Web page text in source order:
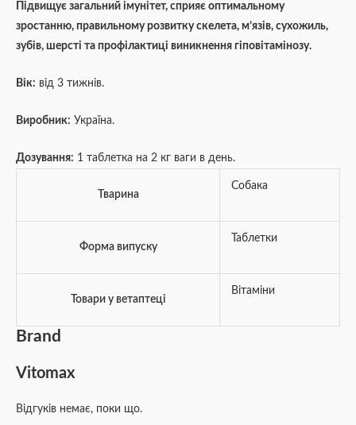
Підвищує загальний імунітет, сприяє оптимальному
зростанню, правильному розвитку скелета, м’язів, сухожиль,
зубів, шерсті та профілактиці виникнення гіповітамінозу.
Вік: від 3 тижнів.
Виробник: Україна.
Дозування: 1 таблетка на 2 кг ваги в день.
Тварина
Собака
Форма випуску
Таблетки
Товари у ветаптеці
Вітаміни
Brand
Vitomax
Відгуків немає, поки що.